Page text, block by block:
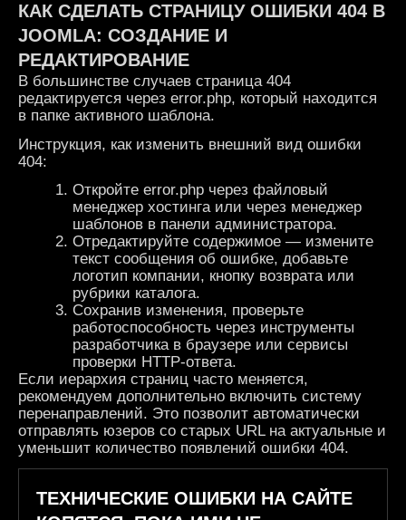
КАК СДЕЛАТЬ СТРАНИЦУ ОШИБКИ 404 В
JOOMLA: СОЗДАНИЕ И
РЕДАКТИРОВАНИЕ
В большинстве случаев страница 404
редактируется через error.php, который находится
в папке активного шаблона.
Инструкция, как изменить внешний вид ошибки
404:
Откройте error.php через файловый
менеджер хостинга или через менеджер
шаблонов в панели администратора.
Отредактируйте содержимое — измените
текст сообщения об ошибке, добавьте
логотип компании, кнопку возврата или
рубрики каталога.
Сохранив изменения, проверьте
работоспособность через инструменты
разработчика в браузере или сервисы
проверки HTTP-ответа.
Если иерархия страниц часто меняется,
рекомендуем дополнительно включить систему
перенаправлений. Это позволит автоматически
отправлять юзеров со старых URL на актуальные и
уменьшит количество появлений ошибки 404.
ТЕХНИЧЕСКИЕ ОШИБКИ НА САЙТЕ